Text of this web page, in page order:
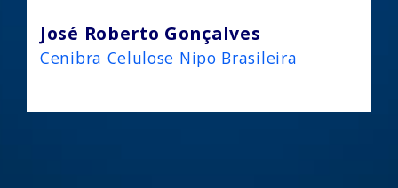
José Roberto Gonçalves
Cenibra Celulose Nipo Brasileira